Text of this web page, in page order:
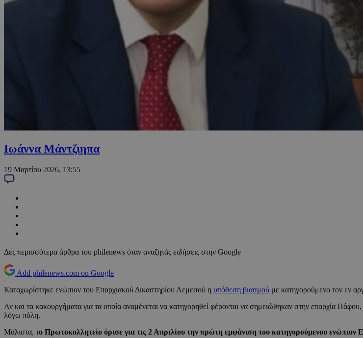
Ιωάννα Μάντζιηπα
19 Μαρτίου 2026, 13:55
Δες περισσότερα άρθρα του philenews όταν αναζητάς ειδήσεις στην Google
Add philenews.com on Google
Καταχωρίστηκε ενώπιον του Επαρχιακού Δικαστηρίου Λεμεσού η υπόθεση βιασμού με κατηγορούμενο τον εν
Αν και τα κακουργήματα για τα οποία αναμένεται να κατηγορηθεί φέρονται να σημειώθηκαν στην επαρχία
λόγω πόλη.
Μάλιστα, το Πρωτοκολλητείο όρισε για τις 2 Απριλίου την πρώτη εμφάνιση του κατηγορούμενου ενώπιον